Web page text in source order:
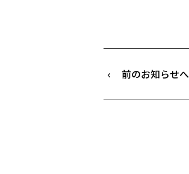
前のお知らせへ